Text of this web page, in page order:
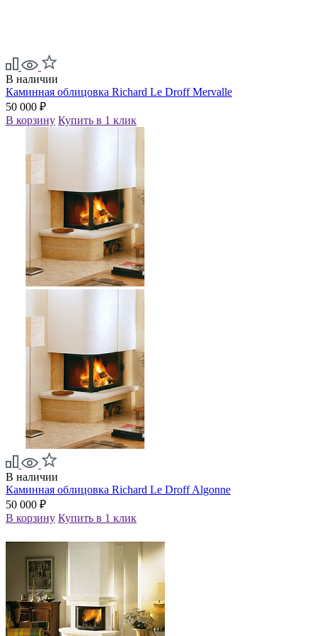
В наличии
Каминная облицовка Richard Le Droff Mervalle
50 000 ₽
В корзину Купить в 1 клик
В наличии
Каминная облицовка Richard Le Droff Algonne
50 000 ₽
В корзину Купить в 1 клик